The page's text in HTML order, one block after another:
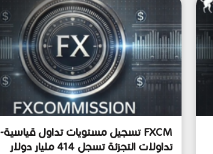
FXCM تسجيل مستويات تداول قياسية-
تداولات التجزئة تسجل 414 مليار دولار